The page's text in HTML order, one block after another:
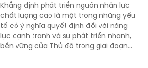
Khẳng định phát triển nguồn nhân lực
chất lượng cao là một trong những yếu
tố có ý nghĩa quyết định đối với năng
lực cạnh tranh và sự phát triển nhanh,
bền vững của Thủ đô trong giai đoạn